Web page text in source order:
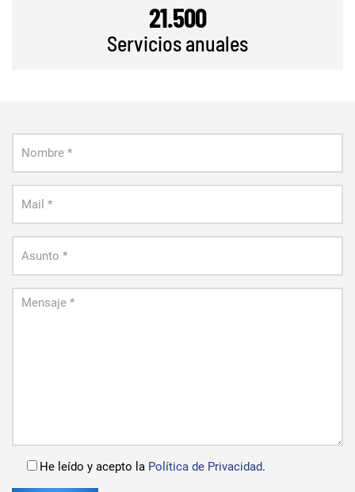
21.500
Servicios anuales
He leído y acepto la Política de Privacidad.